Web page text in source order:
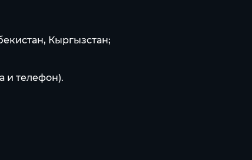
Кыргызстан;
и телефон).